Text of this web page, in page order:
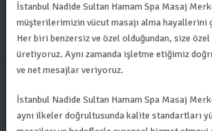
İstanbul Nadide Sultan Hamam Spa Masaj
müşterilerimizin vücut masajı alma
Her biri benzersiz ve özel olduğundan, size
üretiyoruz. Aynı zamanda işletme etiğimiz
ve net mesajlar veriyoruz.
İstanbul Nadide Sultan Hamam Spa Masaj
aynı ilkeler doğrultusunda kalite standartları